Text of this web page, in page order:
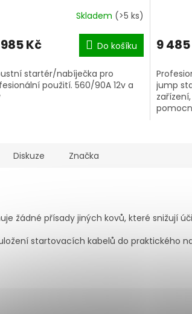
Skladem (>5 ks)
Kč Do košíku
startér/nabíječka pro
použití. 560/90A 12v a
je
z
5
9
jump
Diskuze Značka
žádné přísady jiných kovů, které snižují
startovacích kabelů do praktického